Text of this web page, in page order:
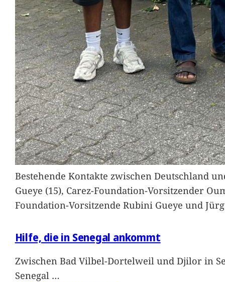
Bestehende Kontakte zwischen Deutschland
Gueye (15), Carez-Foundation-Vorsitzender
Foundation-Vorsitzende Rubini Gueye und
Hilfe, die in Senegal ankommt
Zwischen Bad Vilbel-Dortelweil und Djilor in
Senegal …